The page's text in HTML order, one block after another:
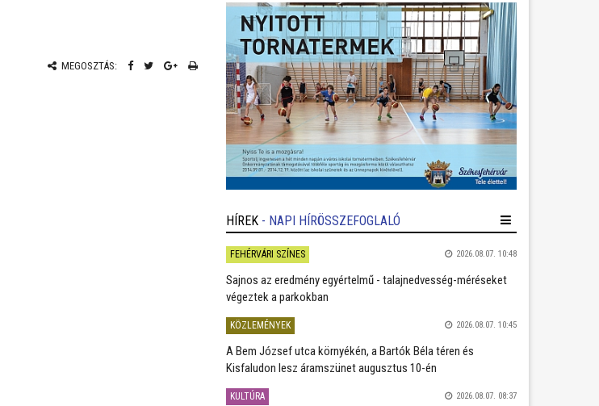
MEGOSZTÁS:
HÍREK - NAPI HÍRÖSSZEFOGLALÓ
FEHÉRVÁRI SZÍNES 2026.08.07. 10:48
Sajnos az eredmény egyértelmű - talajnedvesség-méréseket
végeztek a parkokban
KÖZLEMÉNYEK 2026.08.07. 10:45
A Bem József utca környékén, a Bartók Béla téren és
Kisfaludon lesz áramszünet augusztus 10-én
KULTÚRA 2026.08.07. 08:37